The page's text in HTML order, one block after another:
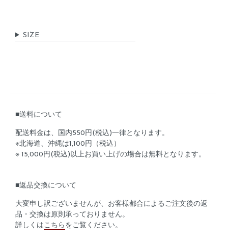
SIZE
■送料について
配送料金は、国内550円(税込)一律となります。
※北海道、沖縄は1,100円（税込）
※ 15,000円(税込)以上お買い上げの場合は無料となります。
■返品交換について
大変申し訳ございませんが、お客様都合によるご注文後の返
品・交換は原則承っておりません。
詳しくはこちら をご覧ください。